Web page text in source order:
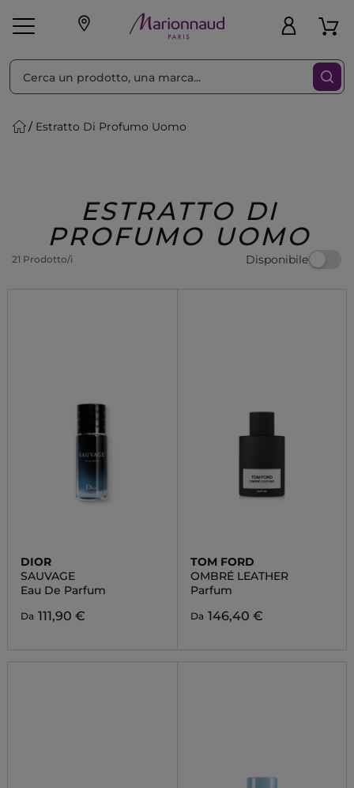
Make-up Profumi
Regalo
Estratto Di Profumo Uomo
ESTRATTO DI
PROFUMO UOMO
21 Prodotto/i Disponibile
Ordina per Filtra
DIOR
SAUVAGE
Eau De Parfum
Da 111,90 €
TOM FORD
OMBRÉ LEATHER
Parfum
Da 146,40 €